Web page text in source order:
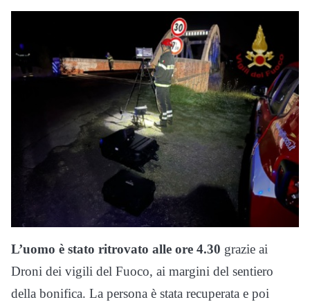
L’uomo è stato ritrovato alle ore 4.30 grazie ai
Droni dei vigili del Fuoco, ai margini del sentiero
della bonifica. La persona è stata recuperata e poi